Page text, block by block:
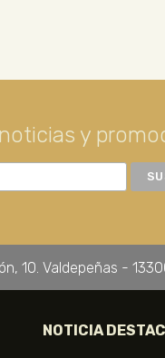
y
10. Valdepeñas -
NOTICIA